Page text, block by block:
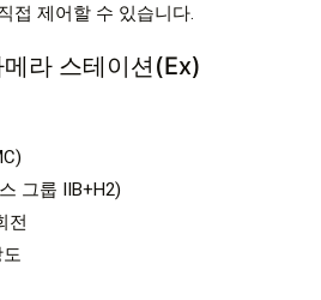
접 제어할 수 있습니다.
라 스테이션(Ex)
그룹 IIB+H2)
전